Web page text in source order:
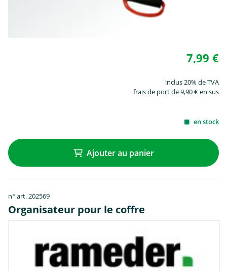
7,99 €
inclus 20% de TVA
frais de port de 9,90 € en sus
en stock
Ajouter au panier
n° art. 202569
Organisateur pour le coffre